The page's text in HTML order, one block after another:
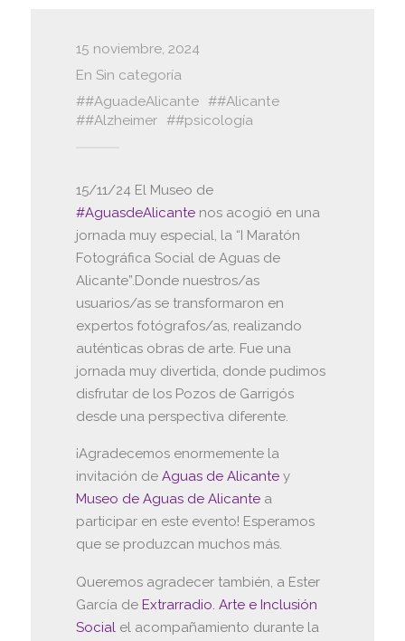
15 noviembre, 2024
En Sin categoría
#AguadeAlicante
#Alicante
#Alzheimer
#psicología
15/11/24 El Museo de
#AguasdeAlicantenos acogió en una
jornada muy especial, la “I Maratón
Fotográfica Social de Aguas de
Alicante”.Donde nuestros/as
usuarios/as se transformaron en
expertos fotógrafos/as, realizando
auténticas obras de arte. Fue una
jornada muy divertida, donde pudimos
disfrutar de los Pozos de Garrigós
desde una perspectiva diferente.
¡Agradecemos enormemente la
invitación de Aguas de Alicantey
Museo de Aguas de Alicantea
participar en este evento! Esperamos
que se produzcan muchos más.
Queremos agradecer también, a Ester
García de Extrarradio. Arte e Inclusión
Socialel acompañamiento durante la